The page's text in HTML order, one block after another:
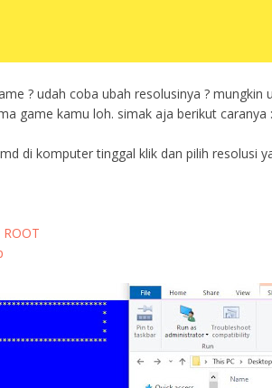
? udah coba ubah resolusinya ? mungkin
game kamu loh. simak aja berikut caranya
di komputer tinggal klik dan pilih resolusi